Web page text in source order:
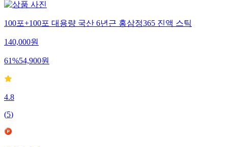
100포+100포 대용량 국산 6년근 홍삼정365 진액 스틱
140,000원
61%54,900원
4.8
(5)